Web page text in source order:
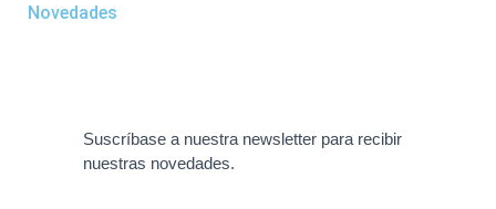
Novedades
Suscríbase a nuestra newsletter para recibir
nuestras novedades.